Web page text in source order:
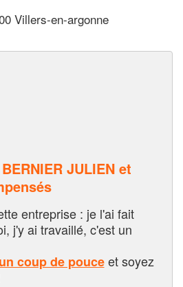
Villers-en-argonne
JULIEN et
entreprise : je l'ai fait
j'y ai travaillé, c'est un
coup de pouceet soyez